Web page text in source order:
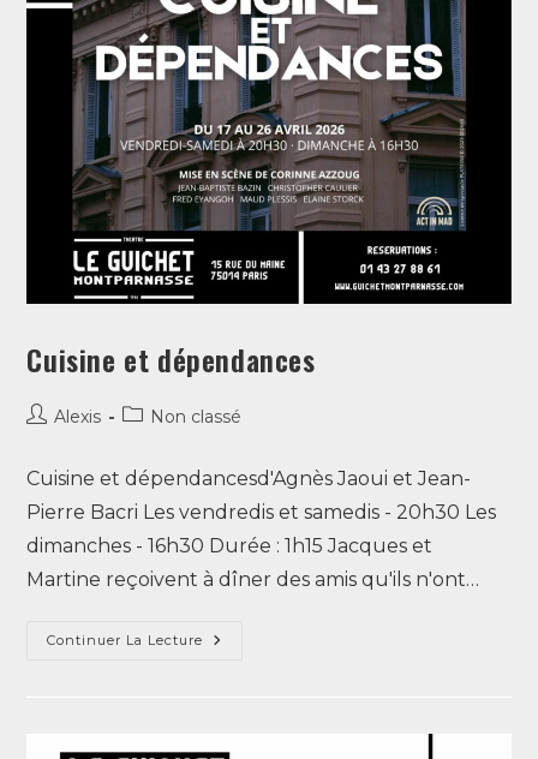
Cuisine et dépendances
Alexis Non classé
Cuisine et dépendancesd'Agnès Jaoui et Jean-
Pierre Bacri Les vendredis et samedis - 20h30 Les
dimanches - 16h30 Durée : 1h15 Jacques et
Martine reçoivent à dîner des amis qu'ils n'ont…
Continuer La Lecture